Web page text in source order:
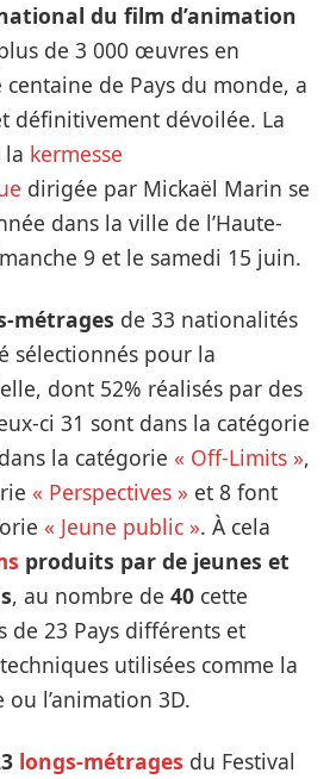
du film d’animation
de 3 000 œuvres en
centaine de Pays du monde, a
définitivement dévoilée. La
la kermesse
dirigée par Mickaël Marin se
dans la ville de l’Haute-
9 et le samedi 15 juin.
métrages de 33 nationalités
sélectionnés pour la
dont 52% réalisés par des
ci 31 sont dans la catégorie
la catégorie « Off-Limits »,
« Perspectives » et 8 font
« Jeune public ». À cela
produits par de jeunes et
, au nombre de 40 cette
de 23 Pays différents et
utilisées comme la
l’animation 3D.
longs-métrages du Festival